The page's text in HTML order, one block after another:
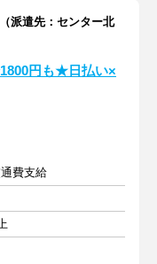
派遣先：センター北
1800円も★日払い×
費支給